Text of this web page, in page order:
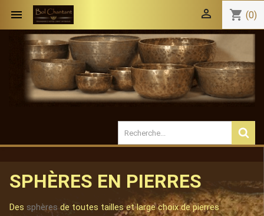
 shopping_cart (0)

SPHÈRES EN PIERRES
Des sphères de toutes tailles et large choix de pierres